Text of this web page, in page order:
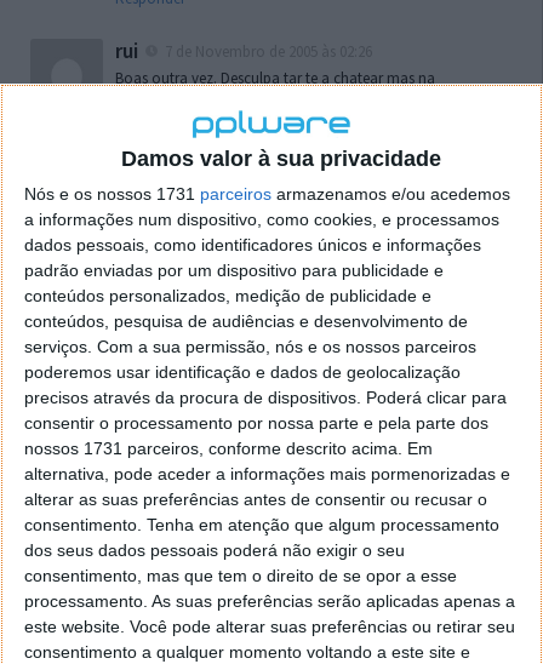
Damos valor à sua privacidade
Nós e os nossos 1731 parceiros armazenamos e/ou acedemos
a informações num dispositivo, como cookies, e processamos
dados pessoais, como identificadores únicos e informações
padrão enviadas por um dispositivo para publicidade e
conteúdos personalizados, medição de publicidade e
conteúdos, pesquisa de audiências e desenvolvimento de
serviços. Com a sua permissão, nós e os nossos parceiros
poderemos usar identificação e dados de geolocalização
precisos através da procura de dispositivos. Poderá clicar para
consentir o processamento por nossa parte e pela parte dos
nossos 1731 parceiros, conforme descrito acima. Em
alternativa, pode aceder a informações mais pormenorizadas e
alterar as suas preferências antes de consentir ou recusar o
consentimento. Tenha em atenção que algum processamento
dos seus dados pessoais poderá não exigir o seu
consentimento, mas que tem o direito de se opor a esse
processamento. As suas preferências serão aplicadas apenas a
este website. Você pode alterar suas preferências ou retirar seu
consentimento a qualquer momento voltando a este site e
rui
Boas outra vez. Desculpa tar te a chatear mas na
o firefox como browser predefenido
de control tudo e nada. Tou a comecar a desesperar, ate ja
tentei apagar o explorer na tentativa de forçar o uso do
firefox mas em vao. Kaso te lembres de outra dica fico
agradecido, caso contrario obrigado a mesma
Responder
Vítor M.
7 de Novembro de 2005 às 01:39
@Reporter
Desculpa mas o link funciona. Seja como for segue por mail
o MSn Messenger 8.
Responder
Vítor M.
7 de Novembro de 2005 às 11:21
@Rui
Tens de encontrar o que te falei. Faz da seguinte maneira,
janela iniciar e no topo dessa janela com o botão direito do
rato faz propriedades. Depois no separador Menu ‘Iniciar’
clica no botão ‘Personalizar’ aí encontrarás no separador
geral a opção para escolheres o Browser com que queres